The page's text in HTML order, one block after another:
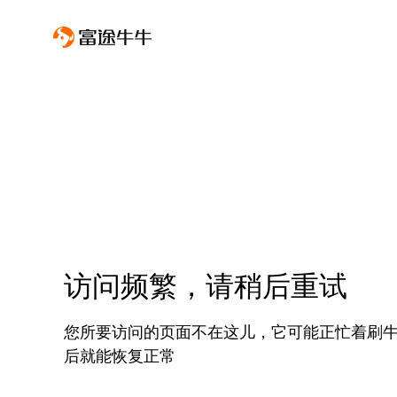
访问频繁，请稍后重试
您所要访问的页面不在这儿，它可能正忙着刷
后就能恢复正常